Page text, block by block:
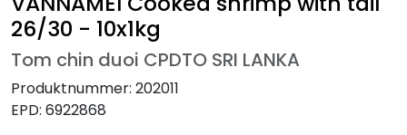
26/30 - 10x1kg
Tom chin duoi CPDTO SRI LANKA
Produktnummer: 202011
EPD: 6922868